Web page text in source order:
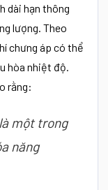
dài hạn thông
lượng. Theo
chưng áp có thể
hòa nhiệt độ.
rằng:
một trong
năng